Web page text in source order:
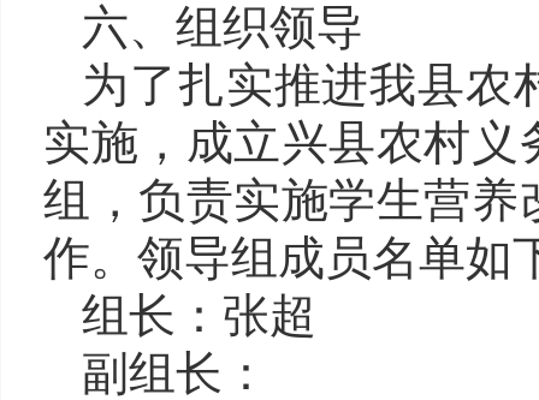
六、组织领导
为了扎实推进我县农
实施，成立兴县农村
组，负责实施学生营
作。领导组成员名单如
组长： 张超
副组长：